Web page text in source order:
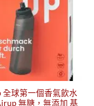
全球第一個香氣飲水
無糖，無添加 基